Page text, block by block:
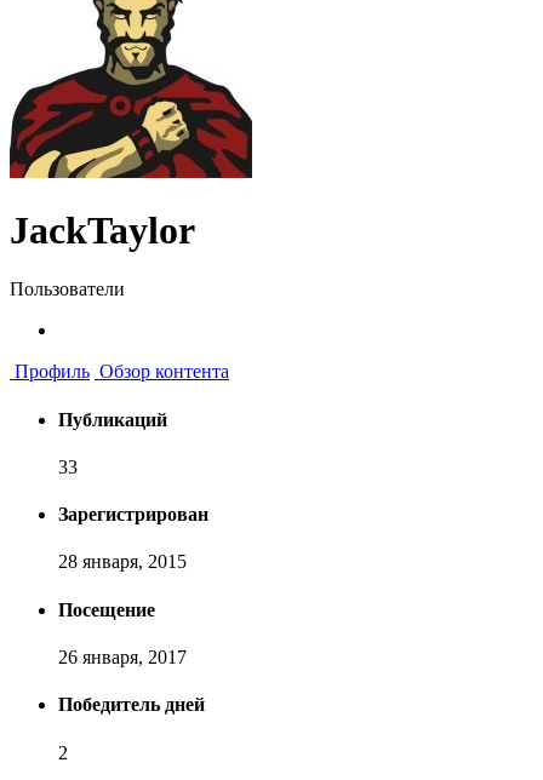
JackTaylor
Пользователи
Профиль Обзор контента
Публикаций
33
Зарегистрирован
28 января, 2015
Посещение
26 января, 2017
Победитель дней
2